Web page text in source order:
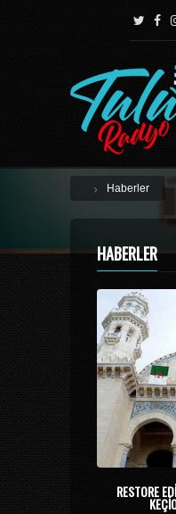
Haberler
HABERLER
RESTORE